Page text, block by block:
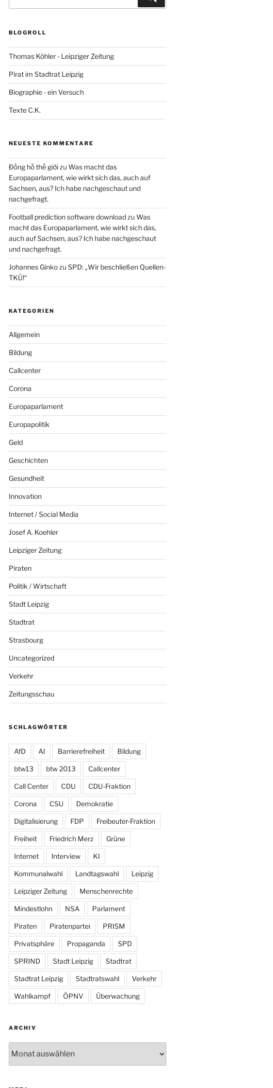
BLOGROLL
Thomas Köhler - Leipziger Zeitung
Pirat im Stadtrat Leipzig
Biographie - ein Versuch
Texte C.K.
NEUESTE KOMMENTARE
Đồng hồ thế giớizu Was macht das
Europaparlament, wie wirkt sich das, auch auf
Sachsen, aus? Ich habe nachgeschaut und
nachgefragt.
Football prediction software downloadzu Was
macht das Europaparlament, wie wirkt sich das,
auch auf Sachsen, aus? Ich habe nachgeschaut
und nachgefragt.
Johannes Ginkozu SPD: „Wir beschließen Quellen-
TKÜ!“
KATEGORIEN
Allgemein
Bildung
Callcenter
Corona
Europaparlament
Europapolitik
Geld
Geschichten
Gesundheit
Innovation
Internet / Social Media
Josef A. Koehler
Leipziger Zeitung
Piraten
Politik / Wirtschaft
Stadt Leipzig
Stadtrat
Strasbourg
Uncategorized
Verkehr
Zeitungsschau
SCHLAGWÖRTER
AfD AI Barrierefreiheit Bildung
btw13 btw 2013 Callcenter
Call Center CDU CDU-Fraktion
Corona CSU Demokratie
Digitalisierung FDP Freibeuter-Fraktion
Freiheit Friedrich Merz Grüne
Internet Interview KI
Kommunalwahl Landtagswahl Leipzig
Leipziger Zeitung Menschenrechte
Mindestlohn NSA Parlament
Piraten Piratenpartei PRISM
Privatsphäre Propaganda SPD
SPRIND Stadt Leipzig Stadtrat
Stadtrat Leipzig Stadtratswahl Verkehr
Wahlkampf ÖPNV Überwachung
ARCHIV